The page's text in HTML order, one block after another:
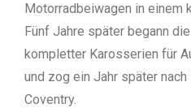
Motorradbeiwagen in einem
Fünf Jahre später begann
kompletter Karosserien für
und zog ein Jahr später
Coventry.